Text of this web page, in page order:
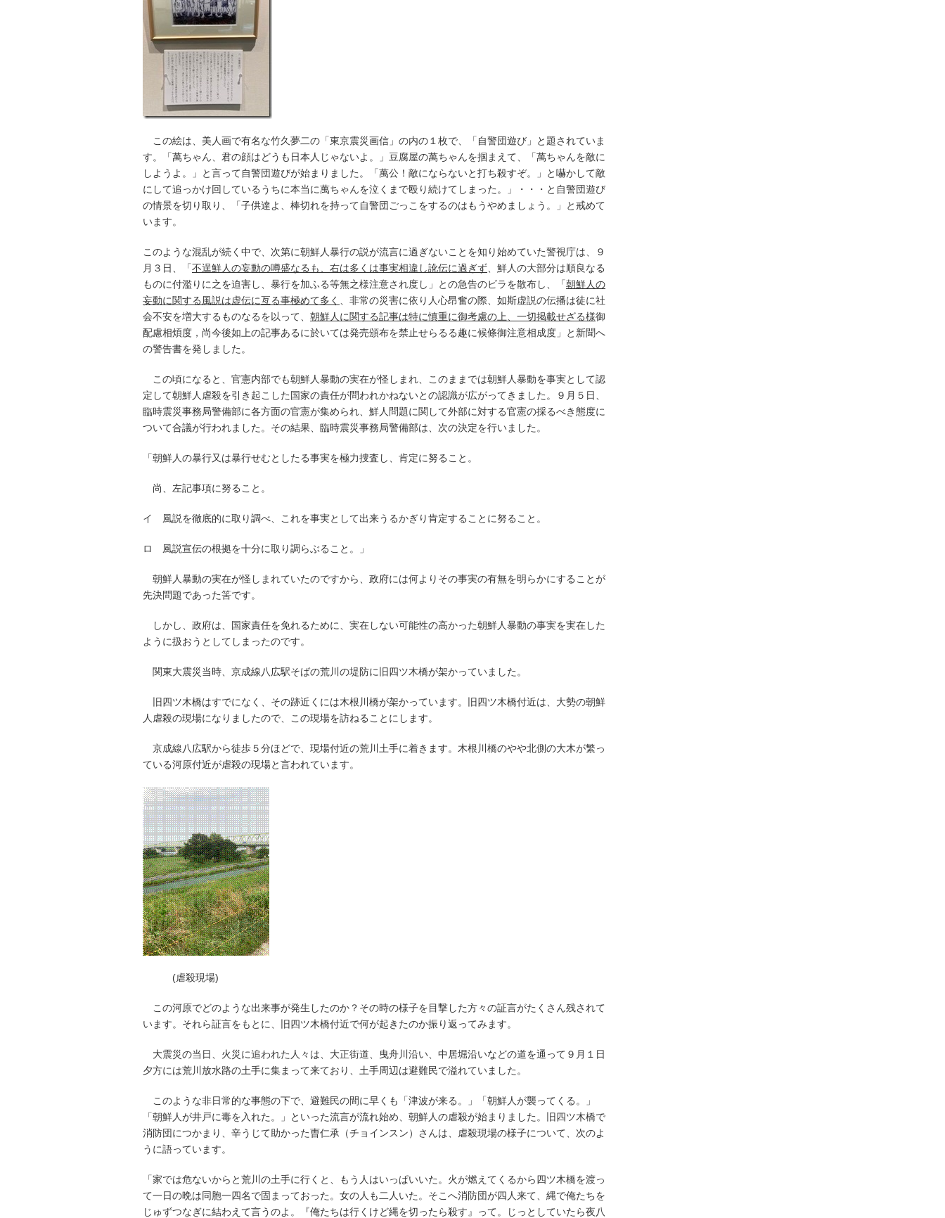
この絵は、美人画で有名な竹久夢二の「東京震災画信」の内の１枚で、「自警団遊び」と題されていま
す。「萬ちゃん、君の顔はどうも日本人じゃないよ。」豆腐屋の萬ちゃんを掴まえて、「萬ちゃんを敵に
しようよ。」と言って自警団遊びが始まりました。「萬公！敵にならないと打ち殺すぞ。」と嚇かして敵
にして追っかけ回しているうちに本当に萬ちゃんを泣くまで殴り続けてしまった。」・・・と自警団遊び
の情景を切り取り、「子供達よ、棒切れを持って自警団ごっこをするのはもうやめましょう。」と戒めて
います。
このような混乱が続く中で、次第に朝鮮人暴行の説が流言に過ぎないことを知り始めていた警視庁は、９
月３日、「不逞鮮人の妄動の噂盛なるも、右は多くは事実相違し訛伝に過ぎず 、鮮人の大部分は順良なる
ものに付濫りに之を迫害し、暴行を加ふる等無之様注意され度し」との急告のビラを散布し、「朝鮮人の
妄動に関する風説は虚伝に亙る事極めて多く
、非常の災害に依り人心昂奮の際、如斯虚説の伝播は徒に社
会不安を増大するものなるを以って、 朝鮮人に関する記事は特に慎重に御考慮の上、一切掲載せざる様御
配慮相煩度，尚今後如上の記事あるに於いては発売頒布を禁止せらるる趣に候條御注意相成度」と新聞へ
の警告書を発しました。
この頃になると、官憲内部でも朝鮮人暴動の実在が怪しまれ、このままでは朝鮮人暴動を事実として認
定して朝鮮人虐殺を引き起こした国家の責任が問われかねないとの認識が広がってきました。９月５日、
臨時震災事務局警備部に各方面の官憲が集められ、鮮人問題に関して外部に対する官憲の採るべき態度に
ついて合議が行われました。その結果、臨時震災事務局警備部は、次の決定を行いました。
「朝鮮人の暴行又は暴行せむとしたる事実を極力捜査し、肯定に努ること。
尚、左記事項に努ること。
イ 風説を徹底的に取り調べ、これを事実として出来うるかぎり肯定することに努ること。
ロ 風説宣伝の根拠を十分に取り調らぶること。」
朝鮮人暴動の実在が怪しまれていたのですから、政府には何よりその事実の有無を明らかにすることが
先決問題であった筈です。
しかし、政府は、国家責任を免れるために、実在しない可能性の高かった朝鮮人暴動の事実を実在した
ように扱おうとしてしまったのです。
関東大震災当時、京成線八広駅そばの荒川の堤防に旧四ツ木橋が架かっていました。
旧四ツ木橋はすでになく、その跡近くには木根川橋が架かっています。旧四ツ木橋付近は、大勢の朝鮮
人虐殺の現場になりましたので、この現場を訪ねることにします。
京成線八広駅から徒歩５分ほどで、現場付近の荒川土手に着きます。木根川橋のやや北側の大木が繁っ
ている河原付近が虐殺の現場と言われています。
(虐殺現場)
この河原でどのような出来事が発生したのか？その時の様子を目撃した方々の証言がたくさん残されて
います。それら証言をもとに、旧四ツ木橋付近で何が起きたのか振り返ってみます。
大震災の当日、火災に追われた人々は、大正街道、曳舟川沿い、中居堀沿いなどの道を通って９月１日
夕方には荒川放水路の土手に集まって来ており、土手周辺は避難民で溢れていました。
このような非日常的な事態の下で、避難民の間に早くも「津波が来る。」「朝鮮人が襲ってくる。」
「朝鮮人が井戸に毒を入れた。」といった流言が流れ始め、朝鮮人の虐殺が始まりました。旧四ツ木橋で
消防団につかまり、辛うじて助かった曺仁承（チョインスン）さんは、虐殺現場の様子について、次のよ
うに語っています。
「家では危ないからと荒川の土手に行くと、もう人はいっぱいいた。火が燃えてくるから四ツ木橋を渡っ
て一日の晩は同胞一四名で固まっておった。女の人も二人いた。そこへ消防団が四人来て、縄で俺たちを
じゅずつなぎに結わえて言うのよ。『俺たちは行くけど縄を切ったら殺す』って。じっとしていたら夜八